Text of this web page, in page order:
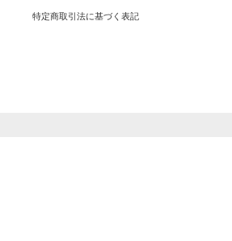
特定商取引法に基づく表記